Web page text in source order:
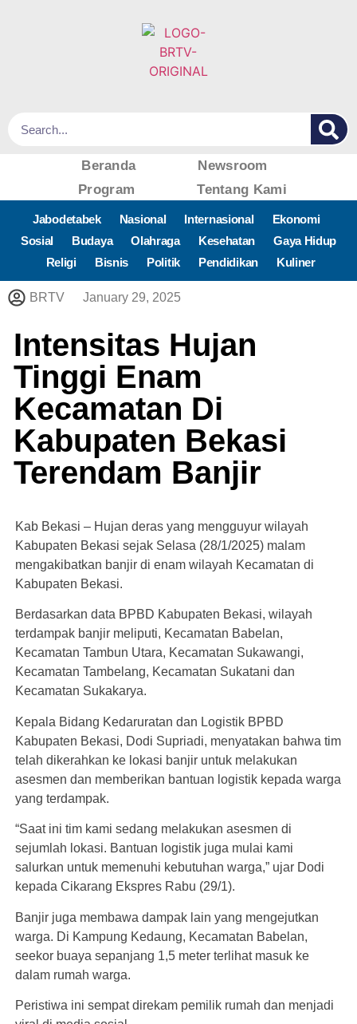
Beranda
Newsroom
Program
Tentang Kami
Jabodetabek Nasional Internasional
Ekonomi
Sosial
Budaya Olahraga Kesehatan
Gaya Hidup
Religi
Bisnis Politik Pendidikan Kuliner
BRTV January 29, 2025
Intensitas Hujan
Tinggi Enam
Kecamatan Di
Kabupaten Bekasi
Terendam Banjir
Kab Bekasi – Hujan deras yang mengguyur wilayah
Kabupaten Bekasi sejak Selasa (28/1/2025) malam
mengakibatkan banjir di enam wilayah Kecamatan di
Kabupaten Bekasi.
Berdasarkan data BPBD Kabupaten Bekasi, wilayah
terdampak banjir meliputi, Kecamatan Babelan,
Kecamatan Tambun Utara, Kecamatan Sukawangi,
Kecamatan Tambelang, Kecamatan Sukatani dan
Kecamatan Sukakarya.
Kepala Bidang Kedaruratan dan Logistik BPBD
Kabupaten Bekasi, Dodi Supriadi, menyatakan bahwa tim
telah dikerahkan ke lokasi banjir untuk melakukan
asesmen dan memberikan bantuan logistik kepada warga
yang terdampak.
“Saat ini tim kami sedang melakukan asesmen di
sejumlah lokasi. Bantuan logistik juga mulai kami
salurkan untuk memenuhi kebutuhan warga,” ujar Dodi
kepada Cikarang Ekspres Rabu (29/1).
Banjir juga membawa dampak lain yang mengejutkan
warga. Di Kampung Kedaung, Kecamatan Babelan,
seekor buaya sepanjang 1,5 meter terlihat masuk ke
dalam rumah warga.
Peristiwa ini sempat direkam pemilik rumah dan menjadi